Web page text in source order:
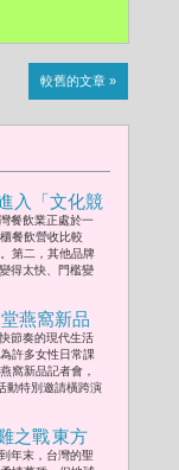
較舊的文章 »
進入「文化競
代 -- 從上
費三方權力
與百貨10大
餐飲業正處於一
餐飲營收比較
第二，其他品牌
得太快、門檻變
堂燕窩新品
生活也能由
要的事，也
節奏的現代生活
許多女性日常課
窩新品記者會，
動特別邀請橫跨演
雞之戰 東方
「黑堡與刮
年末，台灣的聖